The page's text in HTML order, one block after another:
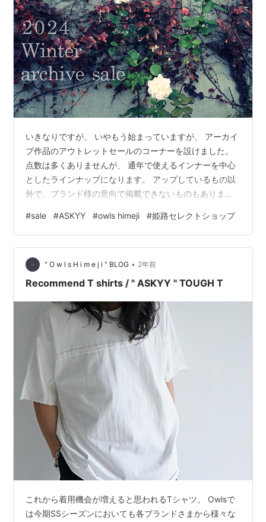
いきなりですが、 いやもう始まっていますが、 アーカイ
ブ作品のアウトレットセールのコーナーを設けました。
点数は多くありませんが、 通年で使えるインナーを中心
としたラインナップになります。 アップしているもの以
外で、ブランド様の意向で掲載できないものもあります
さい。 (※新作やご希望に添えられないものもございます
ので、予めご了承下さい。) そして、 今日はこちらをア
ップしています。 ▲ASKYY / S2 / テディコート / BLK 見
た目の重厚さに反して非常に軽量なオーバーコート。 そ
して渋さもあり、哀愁も漂っています。 ASKYYさまの…
#sale #ASKYY #owls himeji #姫路セレクトショップ
" O w l s H i m e j i " BLOG • 2年前
Recommend T shirts / " ASKYY " TOUGH T
これから着用機会が増えると思われるTシャツ。 Owlsで
は今期SSシーズンにおいても各ブランドさまから様々な